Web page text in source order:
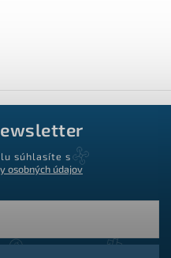
súhlasíte s
osobných údajov